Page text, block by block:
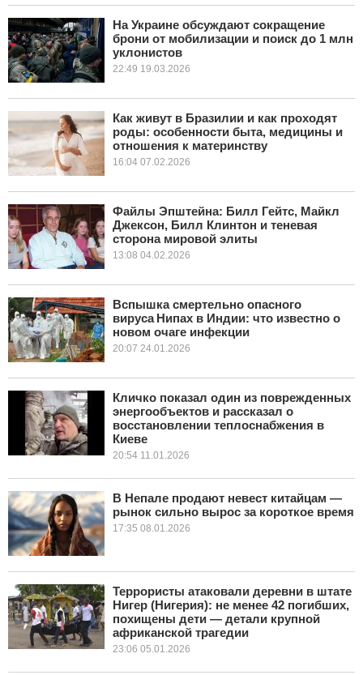
КУЛЬТУРА
НАУКА
ШОУ-БИЗНЕС
ЭГОИЗМ
БЛОГ
На Украине обсуждают сокращение
брони от мобилизации и поиск до 1 млн
уклонистов
22:49 19.03.2026
Как живут в Бразилии и как проходят
роды: особенности быта, медицины и
отношения к материнству
16:04 07.02.2026
Файлы Эпштейна: Билл Гейтс, Майкл
Джексон, Билл Клинтон и теневая
сторона мировой элиты
13:08 04.02.2026
Вспышка смертельно опасного
вируса Нипах в Индии: что известно о
новом очаге инфекции
20:07 24.01.2026
Кличко показал один из поврежденных
энергообъектов и рассказал о
восстановлении теплоснабжения в
Киеве
20:54 11.01.2026
В Непале продают невест китайцам —
рынок сильно вырос за короткое время
17:35 08.01.2026
Террористы атаковали деревни в штате
Нигер (Нигерия): не менее 42 погибших,
похищены дети — детали крупной
африканской трагедии
23:06 05.01.2026